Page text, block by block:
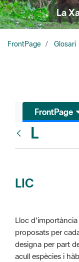
La
FrontPage Glosari
FrontPage
L
LIC
Lloc
proposats per
designa per part
acull espècies i